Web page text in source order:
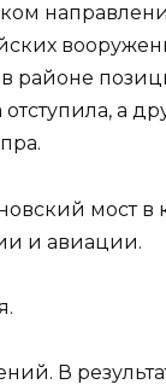
районе
а
мост в
и авиации.
В